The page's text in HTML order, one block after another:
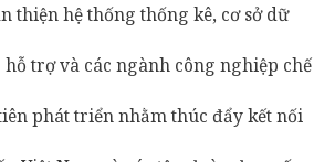
thiện hệ thống thống kê, cơ sở dữ
trợ và các ngành công nghiệp chế
phát triển nhằm thúc đẩy kết nối